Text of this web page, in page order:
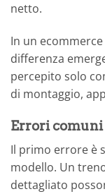
netto.
In un
differenza
percepito solo
di montaggio,
Errori comuni
Il primo errore è
modello. Un
dettagliato